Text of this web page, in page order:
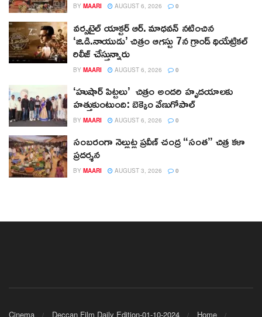
BY MAARI AUGUST 6, 2026 0
వర్సటైల్ యాక్టర్ ఆర్‌. మాధవన్‌ నటించిన
‘జి.డి.నాయుడు’ చిత్రం ఆగస్టు 7న గ్రాండ్ థియేట్రికల్
రిలీజ్ చేస్తున్నారు
BY MAARI AUGUST 6, 2026 0
‘హుషార్‌ పిట్టలు’ చిత్రం అందరి హృదయాలకు
హత్తుకుంటుంది: బెక్కెం వేణుగోపాల్‌
BY MAARI AUGUST 6, 2026 0
సంబరంగా నెల్లుట్ల ప్రవీణ్ చంద్ర “సంత” చిత్ర కళా
ప్రదర్శన
BY MAARI AUGUST 3, 2026 0
Cinema Deccan Film Daily Edition-01-10-2024 Home